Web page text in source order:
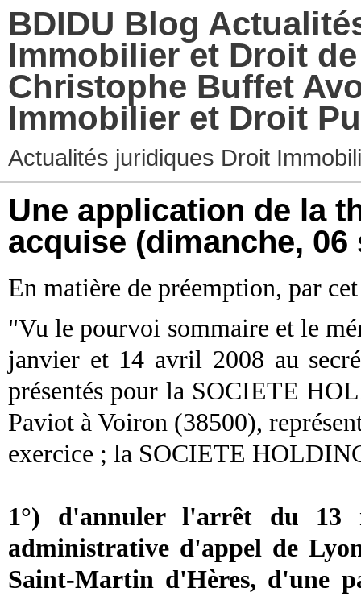
BDIDU Blog
Immobilier et Droit
Christophe Buffet
Immobilier et Droit
Actualités juridiques Droit
Une application de la
acquise (dimanche, 06
En matière de préemption, par
"Vu le pourvoi sommaire et le
janvier et 14 avril 2008 au
présentés pour la SOCIETE
Paviot à Voiron (38500),
exercice ; la SOCIETE
1°) d'annuler l'arrêt du 13
administrative d'appel de
Saint-Martin d'Hères, d'une